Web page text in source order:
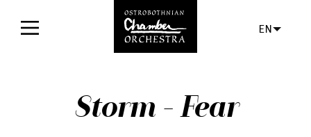
EN
Storm - Fear